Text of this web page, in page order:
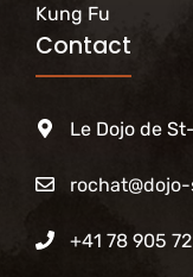
Kung Fu
Contact
Le Dojo de
+41 78 905